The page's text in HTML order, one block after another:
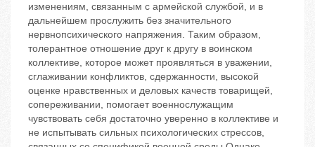
изменениям, связанным с армейской службой, и в
дальнейшем прослужить без значительного
нервнопсихического напряжения. Таким образом,
толерантное отношение друг к другу в воинском
коллективе, которое может проявляться в уважении,
сглаживании конфликтов, сдержанности, высокой
оценке нравственных и деловых качеств товарищей,
сопереживании, помогает военнослужащим
чувствовать себя достаточно уверенно в коллективе и
не испытывать сильных психологических стрессов,